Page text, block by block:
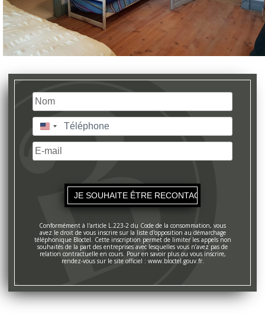
Nom(Nécessaire)
Nom
Téléphone(Nécessaire)
États-
Unis
+1
E-
Conformément à l'article L.223-2 du Code de la consommation, vous
avez le droit de vous inscrire sur la liste d'opposition au démarchage
téléphonique Bloctel. Cette inscription permet de limiter les appels non
souhaités de la part des entreprises avec lesquelles vous n’avez pas de
relation contractuelle en cours. Pour en savoir plus ou vous inscrire,
rendez-vous sur le site officiel : www.bloctel.gouv.fr.